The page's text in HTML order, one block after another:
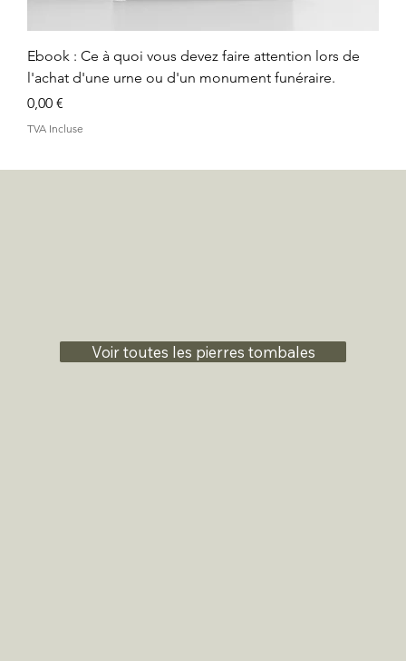
Ebook : Ce à quoi vous devez faire attention lors de
l'achat d'une urne ou d'un monument funéraire.
Prix
0,00 €
TVA Incluse
Voir toutes les pierres tombales